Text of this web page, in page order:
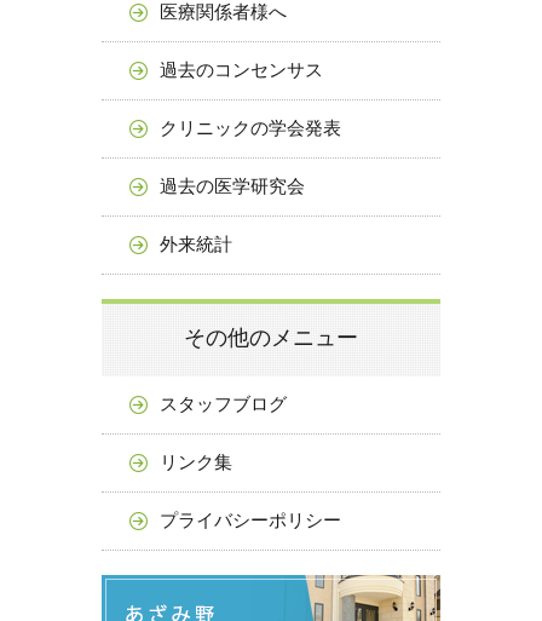
医療関係者様へ
過去のコンセンサス
クリニックの学会発表
過去の医学研究会
外来統計
その他のメニュー
スタッフブログ
リンク集
プライバシーポリシー